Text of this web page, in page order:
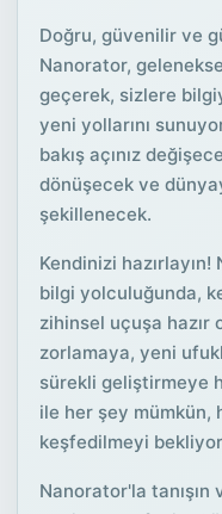
Doğru, güvenilir ve
Nanorator,
geçerek, sizlere
yeni yollarını
bakış açınız
dönüşecek ve
şekillenecek.
Kendinizi hazırlayın!
bilgi yolculuğunda,
zihinsel uçuşa hazır
zorlamaya, yeni
sürekli geliştirmeye
ile her şey mümkün,
keşfedilmeyi
Nanorator'la